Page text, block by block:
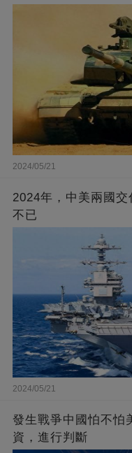
2024/05/21
2024年，中美兩國
不已
2024/05/21
發生戰爭中國怕不怕
資，進行判斷